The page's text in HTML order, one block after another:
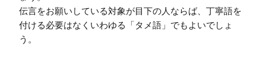
伝言をお願いしている対象が目下の人ならば、丁寧語を
付ける必要はなくいわゆる「タメ語」でもよいでしょ